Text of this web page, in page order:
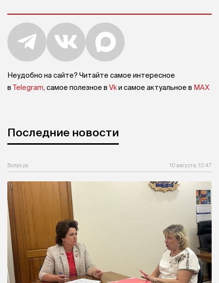
Неудобно на сайте? Читайте самое интересное
в Telegram, самое полезное в Vkи самое актуальное в MAX
Последние новости
Вслух.ру 10 августа, 12:47